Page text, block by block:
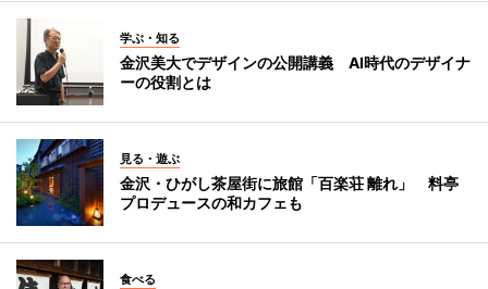
学ぶ・知る
金沢美大でデザインの公開講義 AI時代のデザイナ
ーの役割とは
見る・遊ぶ
金沢・ひがし茶屋街に旅館「百楽荘 離れ」 料亭
プロデュースの和カフェも
食べる